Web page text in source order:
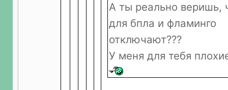
А ты реально веришь,
для бпла и фламинго
отключают???
У меня для тебя